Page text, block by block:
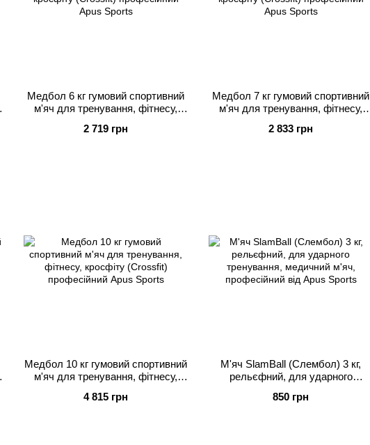
Медбол 6 кг гумовий спортивний
м'яч для тренування, фітнесу,
Apus Sports
2 719 грн
Медбол 7 кг гумовий спортивний
м'яч для тренування, фітнесу,
Apus Sports
2 833 грн
Медбол 10 кг гумовий спортивний
м'яч для тренування, фітнесу,
Apus Sports
4 815 грн
М'яч SlamBall (Слембол) 3 кг,
рельєфний, для ударного
професійний від Apus Sports
850 грн